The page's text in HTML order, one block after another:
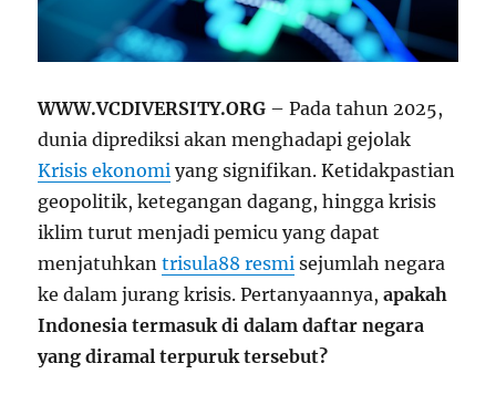
WWW.VCDIVERSITY.ORG – Pada tahun 2025,
dunia diprediksi akan menghadapi gejolak
Krisis ekonomi yang signifikan. Ketidakpastian
geopolitik, ketegangan dagang, hingga krisis
iklim turut menjadi pemicu yang dapat
menjatuhkantrisula88 resmi sejumlah negara
ke dalam jurang krisis. Pertanyaannya,apakah
Indonesia termasuk di dalam daftar negara
yang diramal terpuruk tersebut?